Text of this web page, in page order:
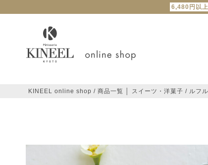
6,480円以
KINEEL online shop 商品一覧 │ スイーツ・洋菓子 ルフル